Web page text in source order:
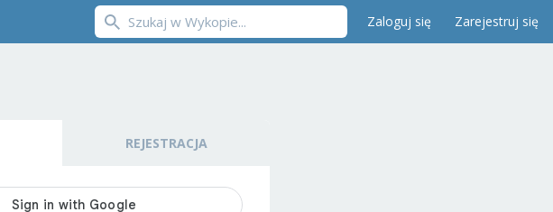
Zaloguj się Zarejestruj się
REJESTRACJA